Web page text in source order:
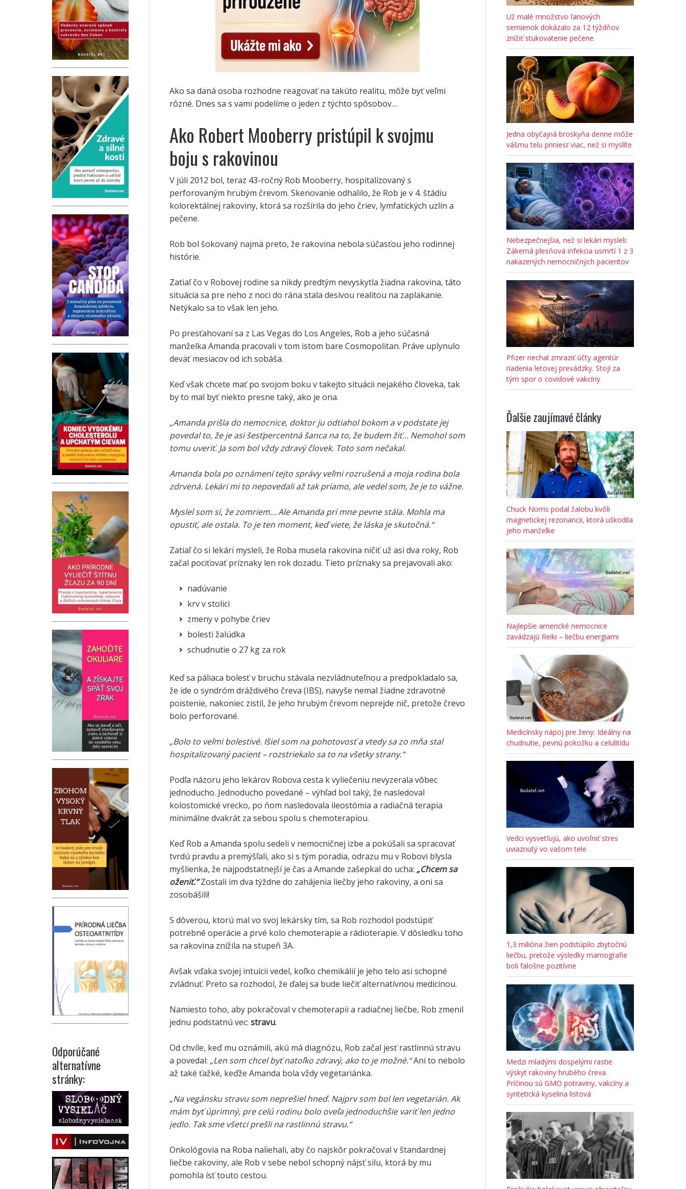
Ako sa daná osoba rozhodne reagovať na takúto realitu, môže byť veľmi
rôzné. Dnes sa s vami podelíme o jeden z týchto spôsobov…
Ako Robert Mooberry pristúpil k svojmu
boju s rakovinou
V júli 2012 bol, teraz 43-ročný Rob Mooberry, hospitalizovaný s
perforovaným hrubým črevom. Skenovanie odhalilo, že Rob je v 4. štádiu
kolorektálnej rakoviny, ktorá sa rozšírila do jeho čriev, lymfatických uzlín a
pečene.
Rob bol šokovaný najmä preto, že rakovina nebola súčasťou jeho rodinnej
histórie.
Zatiaľ čo v Robovej rodine sa nikdy predtým nevyskytla žiadna rakovina, táto
situácia sa pre neho z noci do rána stala desivou realitou na zaplakanie.
Netýkalo sa to však len jeho.
Po presťahovaní sa z Las Vegas do Los Angeles, Rob a jeho súčasná
manželka Amanda pracovali v tom istom bare Cosmopolitan. Práve uplynulo
deväť mesiacov od ich sobáša.
Keď však chcete mať po svojom boku v takejto situácii nejakého človeka, tak
by to mal byť niekto presne taký, ako je ona.
„Amanda prišla do nemocnice, doktor ju odtiahol bokom a v podstate jej
povedal to, že je asi šesťpercentná šanca na to, že budem žiť… Nemohol som
tomu uveriť. Ja som bol vždy zdravý človek. Toto som nečakal.
Amanda bola po oznámení tejto správy veľmi rozrušená a moja rodina bola
zdrvená. Lekári mi to nepovedali až tak priamo, ale vedel som, že je to vážne.
Myslel som si, že zomriem… Ale Amanda pri mne pevne stála. Mohla ma
opustiť, ale ostala. To je ten moment, keď viete, že láska je skutočná.“
Zatiaľ čo si lekári mysleli, že Roba musela rakovina ničiť už asi dva roky, Rob
začal pociťovať príznaky len rok dozadu. Tieto príznaky sa prejavovali ako:
nadúvanie
krv v stolici
zmeny v pohybe čriev
bolesti žalúdka
schudnutie o 27 kg za rok
Keď sa páliaca bolesť v bruchu stávala nezvládnuteľnou a predpokladalo sa,
že ide o syndróm dráždivého čreva (IBS), navyše nemal žiadne zdravotné
poistenie, nakoniec zistil, že jeho hrubým črevom neprejde nič, pretože črevo
bolo perforované.
„Bolo to veľmi bolestivé. Išiel som na pohotovosť a vtedy sa zo mňa stal
hospitalizovaný pacient – rozstriekalo sa to na všetky strany.“
Podľa názoru jeho lekárov Robova cesta k vyliečeniu nevyzerala vôbec
jednoducho. Jednoducho povedané – výhľad bol taký, že nasledoval
kolostomické vrecko, po ňom nasledovala ileostómia a radiačná terapia
minimálne dvakrát za sebou spolu s chemoterapiou.
Keď Rob a Amanda spolu sedeli v nemocničnej izbe a pokúšali sa spracovať
tvrdú pravdu a premýšľali, ako si s tým poradia, odrazu mu v Robovi blysla
myšlienka, že najpodstatnejší je čas a Amande zašepkal do ucha: „Chcem sa
oženiť.“Zostali im dva týždne do zahájenia liečby jeho rakoviny, a oni sa
zosobášili!
S dôverou, ktorú mal vo svoj lekársky tím, sa Rob rozhodol podstúpiť
potrebné operácie a prvé kolo chemoterapie a rádioterapie. V dôsledku toho
sa rakovina znížila na stupeň 3A.
Avšak vďaka svojej intuícii vedel, koľko chemikálií je jeho telo asi schopné
zvládnuť. Preto sa rozhodol, že ďalej sa bude liečiť alternatívnou medicínou.
Namiesto toho, aby pokračoval v chemoterapii a radiačnej liečbe, Rob zmenil
jednu podstatnú vec: stravu.
Od chvíle, keď mu oznámili, akú má diagnózu, Rob začal jesť rastlinnú stravu
a povedal: „Len som chcel byť natoľko zdravý, ako to je možné.“Ani to nebolo
až také ťažké, keďže Amanda bola vždy vegetariánka.
„Na vegánsku stravu som neprešiel hneď. Najprv som bol len vegetarián. Ak
mám byť úprimný, pre celú rodinu bolo oveľa jednoduchšie variť len jedno
jedlo. Tak sme všetci prešli na rastlinnú stravu.“
Onkológovia na Roba naliehali, aby čo najskôr pokračoval v štandardnej
liečbe rakoviny, ale Rob v sebe nebol schopný nájsť silu, ktorá by mu
pomohla ísť touto cestou.
Už malé množstvo ľanových
semienok dokázalo za 12 týždňov
znížiť stukovatenie pečene
Jedna obyčajná broskyňa denne môže
vášmu telu priniesť viac, než si myslíte
Nebezpečnejšia, než si lekári mysleli:
Zákerná plesňová infekcia usmrtí 1 z 3
nakazených nemocničných pacientov
Pfizer nechal zmraziť účty agentúr
riadenia letovej prevádzky. Stojí za
tým spor o covidové vakcíny
Ďalšie zaujímavé články
Chuck Norris podal žalobu kvôli
magnetickej rezonancii, ktorá uškodila
jeho manželke
Najlepšie americké nemocnice
zavádzajú Reiki – liečbu energiami
Medicínsky nápoj pre ženy: Ideálny na
chudnutie, pevnú pokožku a celulitídu
Vedci vysvetľujú, ako uvoľniť stres
uviaznutý vo vašom tele
1,3 milióna žien podstúpilo zbytočnú
liečbu, pretože výsledky mamografie
boli falošne pozitívne
Medzi mladými dospelými rastie
výskyt rakoviny hrubého čreva.
Príčinou sú GMO potraviny, vakcíny a
syntetická kyselina listová
Odporúčané
alternatívne
stránky: